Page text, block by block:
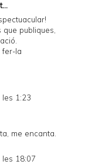
publiques,
fer-la
1:23
me encanta.
18:07